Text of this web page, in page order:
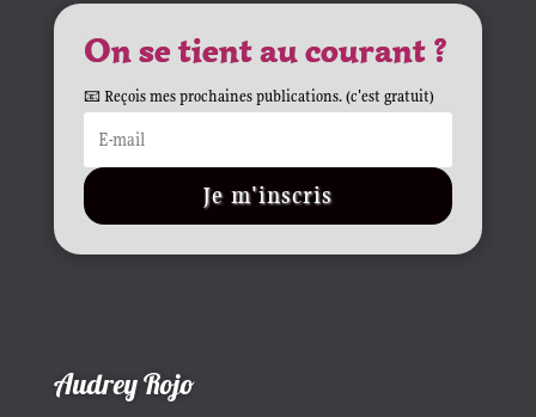
On se tient au courant ?
📧 Reçois mes prochaines publications. (c'est gratuit)
Je m'inscris
Audrey Rojo